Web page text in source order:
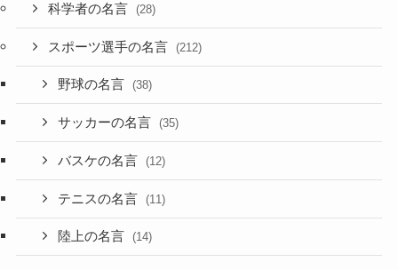
科学者の名言 (28)
スポーツ選手の名言 (212)
野球の名言 (38)
サッカーの名言 (35)
バスケの名言 (12)
テニスの名言 (11)
陸上の名言 (14)